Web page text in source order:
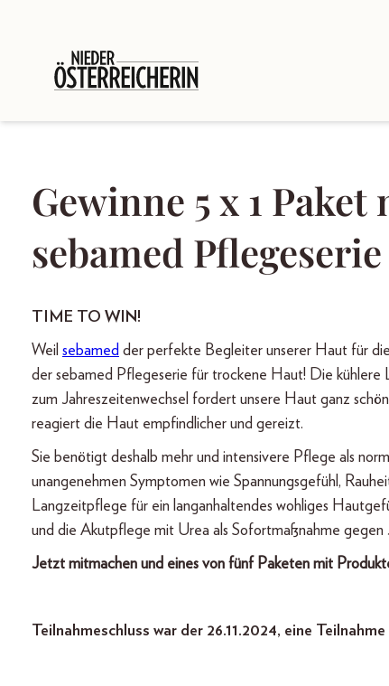
Gewinne 5 x 1
sebamed
TIME TO WIN!
Weil sebamed der perfekte Begleiter unserer Haut für
der sebamed Pflegeserie für trockene Haut! Die
zum Jahreszeitenwechsel fordert unsere Haut ganz
reagiert die Haut empfindlicher und gereizt.
Sie benötigt deshalb mehr und intensivere Pflege als
unangenehmen Symptomen wie Spannungsgefühl,
Langzeitpflege für ein langanhaltendes wohliges
und die Akutpflege mit Urea als Sofortmaßnahme gegen
Jetzt mitmachen und eines von fünf Paketen mit
Teilnahmeschluss war der 26.11.2024, eine